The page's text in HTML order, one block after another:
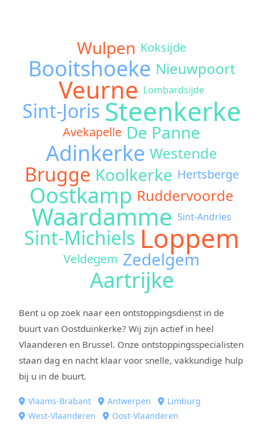
Wulpen Koksijde
Booitshoeke Nieuwpoort
Veurne Lombardsijde
Sint-JorisSteenkerke
Avekapelle De Panne
Adinkerke Westende
Brugge Koolkerke Hertsberge
Oostkamp Ruddervoorde
Waardamme Sint-Andries
Sint-MichielsLoppem
Veldegem Zedelgem
Aartrijke
Bent u op zoek naar een ontstoppingsdienst in de
buurt van Oostduinkerke? Wij zijn actief in heel
Vlaanderen en Brussel. Onze ontstoppingsspecialisten
staan dag en nacht klaar voor snelle, vakkundige hulp
bij u in de buurt.
Vlaams-Brabant Antwerpen
Limburg
West-Vlaanderen
Oost-Vlaanderen